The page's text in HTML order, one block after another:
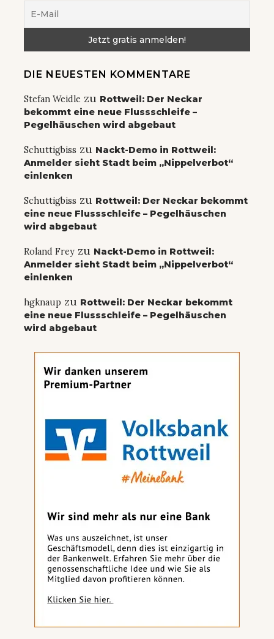
DIE NEUESTEN KOMMENTARE
Stefan Weidle zu Rottweil: Der Neckar
bekommt eine neue Flussschleife –
Pegelhäuschen wird abgebaut
Schuttigbiss zu Nackt-Demo in Rottweil:
Anmelder sieht Stadt beim „Nippelverbot“
einlenken
Schuttigbiss zu Rottweil: Der Neckar bekommt
eine neue Flussschleife – Pegelhäuschen
wird abgebaut
Roland Frey zu Nackt-Demo in Rottweil:
Anmelder sieht Stadt beim „Nippelverbot“
einlenken
hgknaup zu Rottweil: Der Neckar bekommt
eine neue Flussschleife – Pegelhäuschen
wird abgebaut